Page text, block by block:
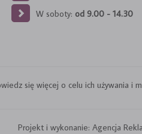
W soboty: od 9.00 - 14.30
się więcej o celu ich używania i
Projekt i wykonanie: Agencja